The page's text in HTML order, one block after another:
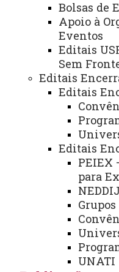
Bolsas de
Apoio à
Eventos
Editais
Sem
Editais
Editais
Editais
PEIEX
para
NEDDIJ
Grupos
UNATI
ÓRGÃO DE APOIO
Unioeste INOVA -
ÓRGÃOS
Coordenadoria de
Gráfica Universitária
NeadUni - Núcleo de
NEE - Núcleo de
NTI - Núcleo de
NIP - Núcleo de Inserção